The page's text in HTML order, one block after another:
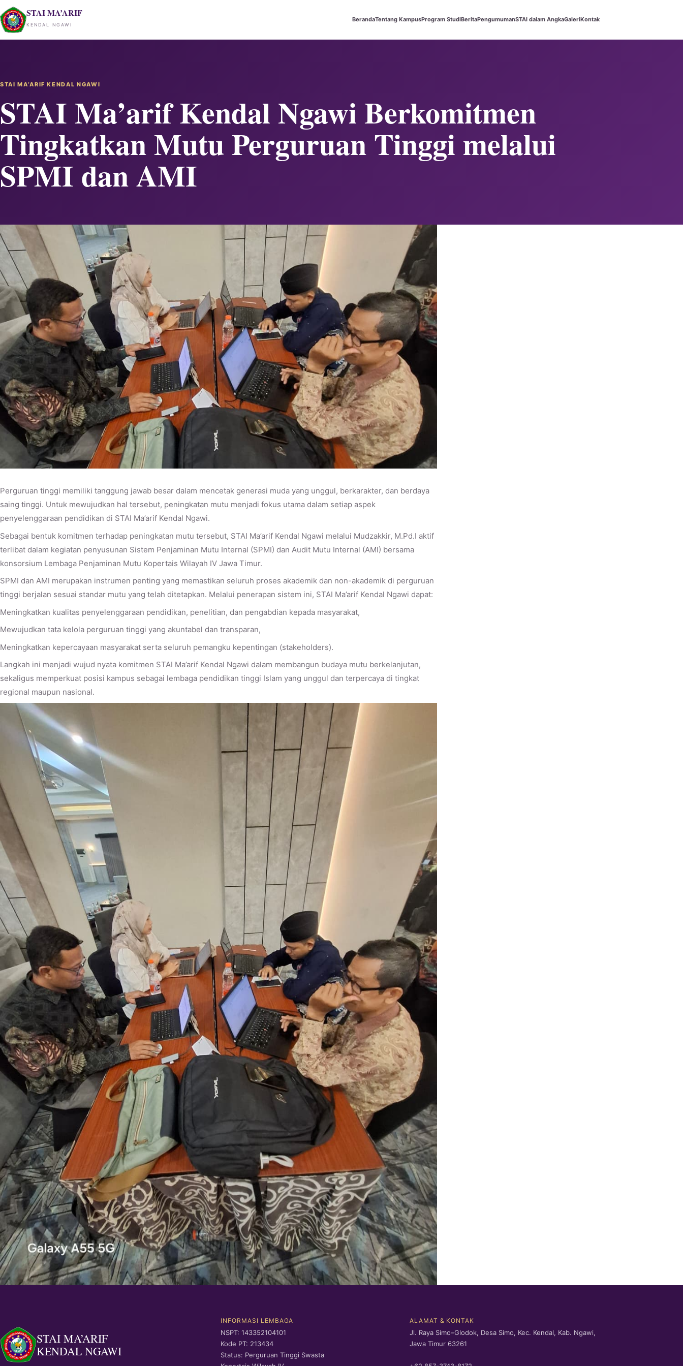
Lewati ke konten
STAI MA’ARIF
KENDAL NGAWI
BerandaTentang KampusProgram StudiBeritaPengumumanSTAI dalam AngkaGaleriKontak
STAI MA’ARIF KENDAL NGAWI
STAI Ma’arif Kendal Ngawi Berkomitmen
Tingkatkan Mutu Perguruan Tinggi melalui
SPMI dan AMI
Perguruan tinggi memiliki tanggung jawab besar dalam mencetak generasi muda yang unggul, berkarakter, dan berdaya
saing tinggi. Untuk mewujudkan hal tersebut, peningkatan mutu menjadi fokus utama dalam setiap aspek
penyelenggaraan pendidikan di STAI Ma’arif Kendal Ngawi.
Sebagai bentuk komitmen terhadap peningkatan mutu tersebut, STAI Ma’arif Kendal Ngawi melalui Mudzakkir, M.Pd.I aktif
terlibat dalam kegiatan penyusunan Sistem Penjaminan Mutu Internal (SPMI) dan Audit Mutu Internal (AMI) bersama
konsorsium Lembaga Penjaminan Mutu Kopertais Wilayah IV Jawa Timur.
SPMI dan AMI merupakan instrumen penting yang memastikan seluruh proses akademik dan non-akademik di perguruan
tinggi berjalan sesuai standar mutu yang telah ditetapkan. Melalui penerapan sistem ini, STAI Ma’arif Kendal Ngawi dapat:
Meningkatkan kualitas penyelenggaraan pendidikan, penelitian, dan pengabdian kepada masyarakat,
Mewujudkan tata kelola perguruan tinggi yang akuntabel dan transparan,
Meningkatkan kepercayaan masyarakat serta seluruh pemangku kepentingan (stakeholders).
Langkah ini menjadi wujud nyata komitmen STAI Ma’arif Kendal Ngawi dalam membangun budaya mutu berkelanjutan,
sekaligus memperkuat posisi kampus sebagai lembaga pendidikan tinggi Islam yang unggul dan terpercaya di tingkat
regional maupun nasional.
STAI MA’ARIF
KENDAL NGAWI
INFORMASI LEMBAGA
NSPT: 143352104101
Kode PT: 213434
Status: Perguruan Tinggi Swasta
ALAMAT & KONTAK
Jl. Raya Simo–Glodok, Desa Simo, Kec. Kendal, Kab. Ngawi,
Jawa Timur 63261